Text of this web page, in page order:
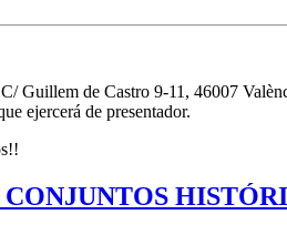
de Castro 9-11, 46007
ejercerá de presentador.